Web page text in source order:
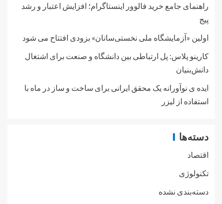
راهنمای جامع خرید فالوور اینستاگرام؛ افزایش اعتبار و رشد
پیج
اولین «آزمایشگاه ملی نخستی‌سانان» بزودی افتتاح می شود
کارینو پلاس: پل ارتباطی بین دانشگاه و صنعت برای اشتغال
دانش‌بنیان
ایده ی نوآورانه یک محقق ایرانی برای ساخت و ساز در ماه با
استفاده از لیزر
دسته‌ها
اقتصاد
تکنولوژی
دسته‌بندی نشده